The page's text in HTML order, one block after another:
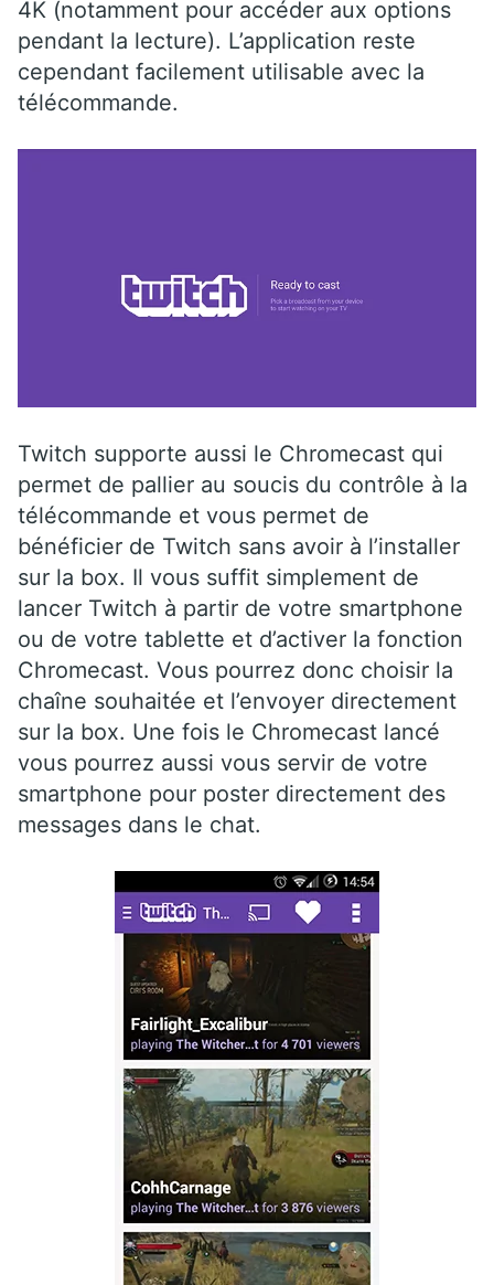
4K (notamment pour accéder aux options
pendant la lecture). L’application reste
cependant facilement utilisable avec la
télécommande.
Twitch supporte aussi le Chromecast qui
permet de pallier au soucis du contrôle à la
télécommande et vous permet de
bénéficier de Twitch sans avoir à l’installer
sur la box. Il vous suffit simplement de
lancer Twitch à partir de votre smartphone
ou de votre tablette et d’activer la fonction
Chromecast. Vous pourrez donc choisir la
chaîne souhaitée et l’envoyer directement
sur la box. Une fois le Chromecast lancé
vous pourrez aussi vous servir de votre
smartphone pour poster directement des
messages dans le chat.